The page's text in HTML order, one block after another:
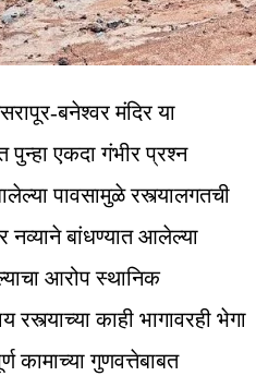
बनेश्वर मंदिर या
पुन्हा एकदा गंभीर प्रश्न
पावसामुळे रस्त्यालगतची
नव्याने बांधण्यात आलेल्या
आरोप स्थानिक
काही भागावरही भेगा
कामाच्या गुणवत्तेबाबत